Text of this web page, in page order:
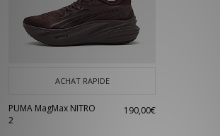
ACHAT RAPIDE
PUMA MagMax NITRO
2
190,00€